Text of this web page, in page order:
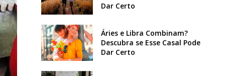
Dar Certo
Áries e Libra Combinam?
Descubra se Esse Casal Pode
Dar Certo